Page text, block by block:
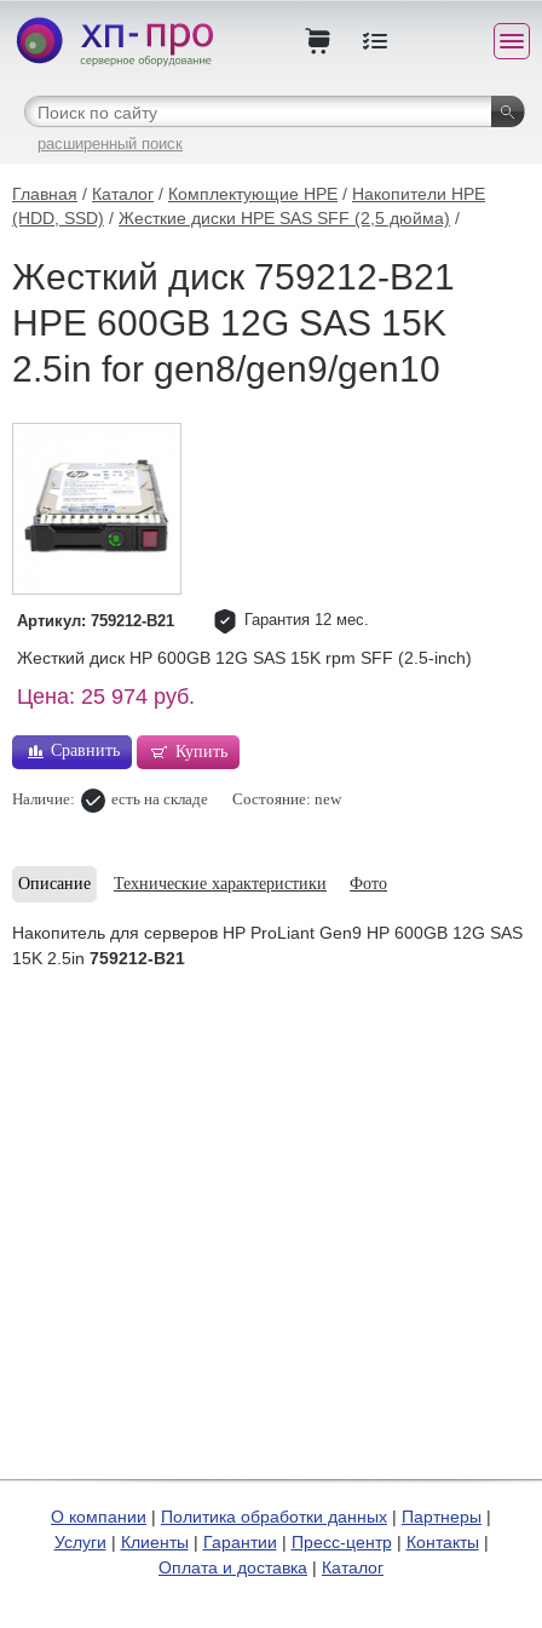
расширенный поиск
Главная / Каталог / Комплектующие HPE / Накопители HPE
(HDD, SSD) / Жесткие диски HPE SAS SFF (2,5 дюйма) /
Жесткий диск 759212-B21
HPE 600GB 12G SAS 15K
2.5in for gen8/gen9/gen10
Артикул: 759212-B21 Гарантия 12 мес.
Жесткий диск HP 600GB 12G SAS 15K rpm SFF (2.5-inch)
Цена: 25 974 руб.
Сравнить Купить
Наличие: есть на складе Состояние: new
Описание Технические характеристики Фото
Накопитель для серверов HP ProLiant Gen9 HP 600GB 12G SAS
15K 2.5in 759212-B21
О компании | Политика обработки данных | Партнеры |
Услуги | Клиенты | Гарантии | Пресс-центр| Контакты |
Оплата и доставка | Каталог